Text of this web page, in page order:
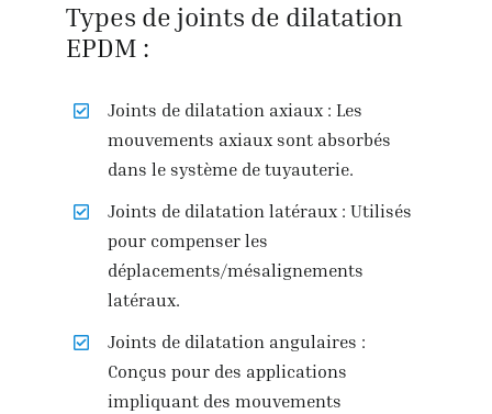
Types de joints de dilatation
EPDM :
Joints de dilatation axiaux : Les
mouvements axiaux sont absorbés
dans le système de tuyauterie.
Joints de dilatation latéraux : Utilisés
pour compenser les
déplacements/mésalignements
latéraux.
Joints de dilatation angulaires :
Conçus pour des applications
impliquant des mouvements